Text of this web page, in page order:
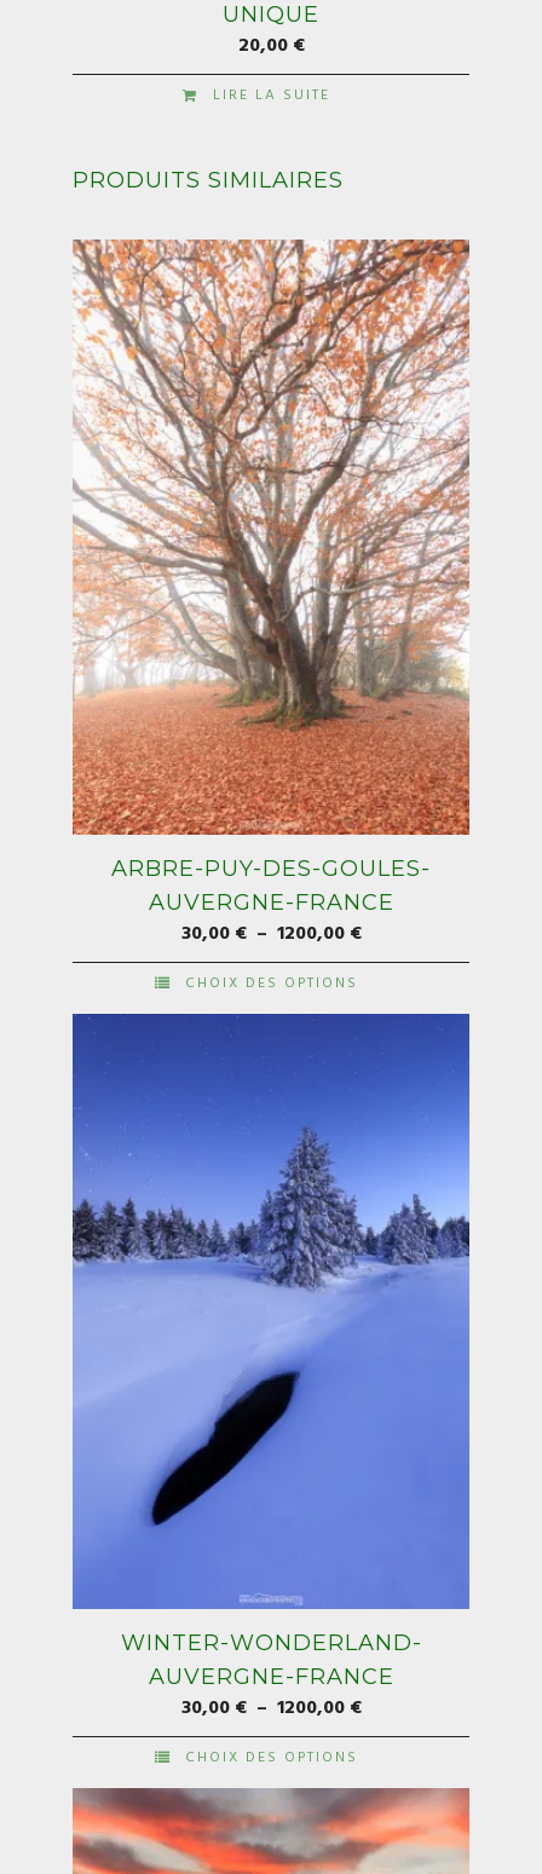
UNIQUE
20,00€
LIRE LA SUITE
PRODUITS SIMILAIRES
ARBRE-PUY-DES-GOULES-
AUVERGNE-FRANCE
30,00€ – 1200,00€Plage
de
30,00 €
CHOIX DES OPTIONS
variations.
options
peuvent
être
choisies
sur
WINTER-WONDERLAND-
AUVERGNE-FRANCE
30,00€ – 1200,00€Plage
de
30,00 €
à
1200,00 €
CHOIX DES OPTIONS
produit
a
plusieurs